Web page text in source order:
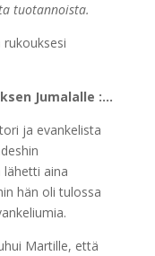
tuotannoista.
Jumalalle :…
ja evankelista
lähetti aina
hän oli tulossa
Martille, että